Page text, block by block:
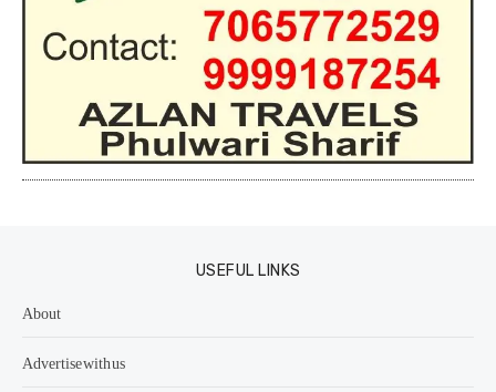
USEFUL LINKS
About
Advertise with us